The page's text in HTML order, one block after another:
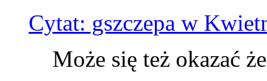
Cytat: gszczepa w
Może się też okazać